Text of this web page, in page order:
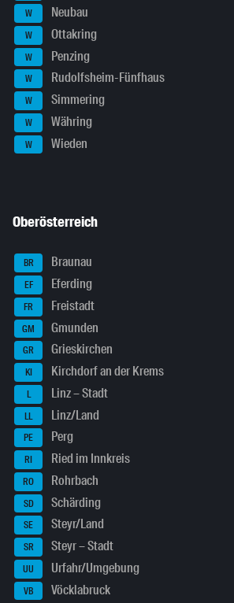
W Neubau
W Ottakring
W Penzing
W Rudolfsheim-Fünfhaus
W Simmering
W Währing
W Wieden
Oberösterreich
BR Braunau
EF Eferding
FR Freistadt
GM Gmunden
GR Grieskirchen
KI Kirchdorf an der Krems
L Linz – Stadt
LL Linz/Land
PE Perg
RI Ried im Innkreis
RO Rohrbach
SD Schärding
SE Steyr/Land
SR Steyr – Stadt
UU Urfahr/Umgebung
VB Vöcklabruck